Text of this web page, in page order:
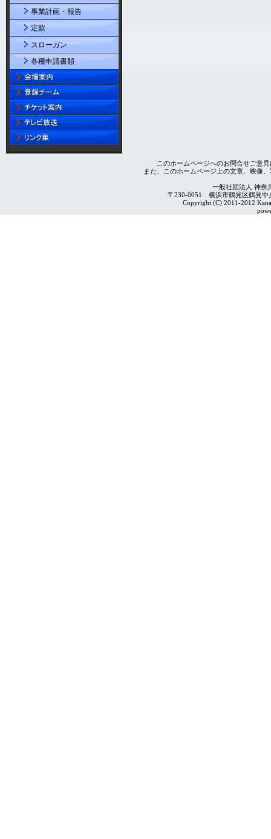
事業計画・報告
定款
スローガン
各種申請書類
このホームページへのお問合せご意
また、このホームページ上の文章、映像
一般社団法人 神奈
〒230-0051 横浜市鶴見区鶴見
Copyright (C) 2011-2012